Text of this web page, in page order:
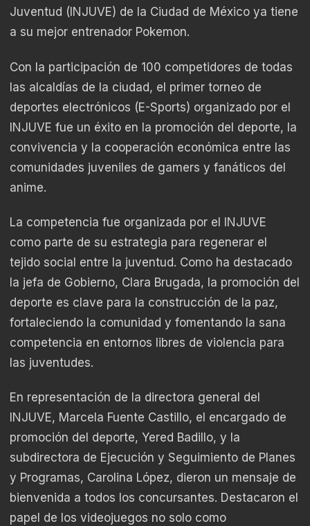
Juventud (INJUVE) de la Ciudad de México ya tiene
a su mejor entrenador Pokemon.
Con la participación de 100 competidores de todas
las alcaldías de la ciudad, el primer torneo de
deportes electrónicos (E-Sports) organizado por el
INJUVE fue un éxito en la promoción del deporte, la
convivencia y la cooperación económica entre las
comunidades juveniles de gamers y fanáticos del
anime.
La competencia fue organizada por el INJUVE
como parte de su estrategia para regenerar el
tejido social entre la juventud. Como ha destacado
la jefa de Gobierno, Clara Brugada, la promoción del
deporte es clave para la construcción de la paz,
fortaleciendo la comunidad y fomentando la sana
competencia en entornos libres de violencia para
las juventudes.
En representación de la directora general del
INJUVE, Marcela Fuente Castillo, el encargado de
promoción del deporte, Yered Badillo, y la
subdirectora de Ejecución y Seguimiento de Planes
y Programas, Carolina López, dieron un mensaje de
bienvenida a todos los concursantes. Destacaron el
papel de los videojuegos no solo como